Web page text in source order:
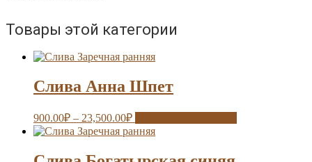
Товары этой категории
Слива Анна Шпет
900.00₽ – 23,500.00₽